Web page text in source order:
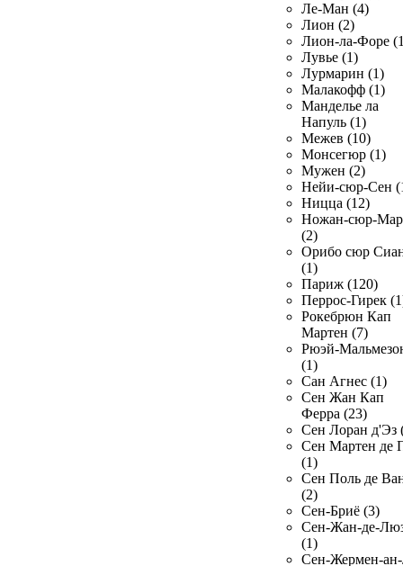
Ле-Ман (4)
Лион (2)
Лион-ла-Форе
Лувье (1)
Лурмарин (1)
Малакофф (1)
Манделье ла
Напуль (1)
Межев (10)
Монсегюр (1)
Мужен (2)
Нейи-сюр-Сен
Ницца (12)
Ножан-сюр-
(2)
Орибо сюр
(1)
Париж (120)
Перрос-Гирек
Рокебрюн Кап
Мартен (7)
Рюэй-
(1)
Сан Агнес (1)
Сен Жан Кап
Ферра (23)
Сен Лоран д'Эз
Сен Мартен де
(1)
Сен Поль де
(2)
Сен-Бриё (3)
Сен-Жан-де-
(1)
Сен-Жермен-